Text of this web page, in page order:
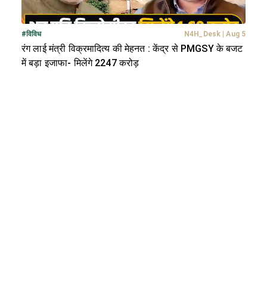
#विविध N4H_Desk Aug 5
रंग लाई मंत्री विक्रमादित्य की मेहनत : केंद्र से PMGSY के बजट
में बड़ा इजाफा- मिलेंगे 2247 करोड़